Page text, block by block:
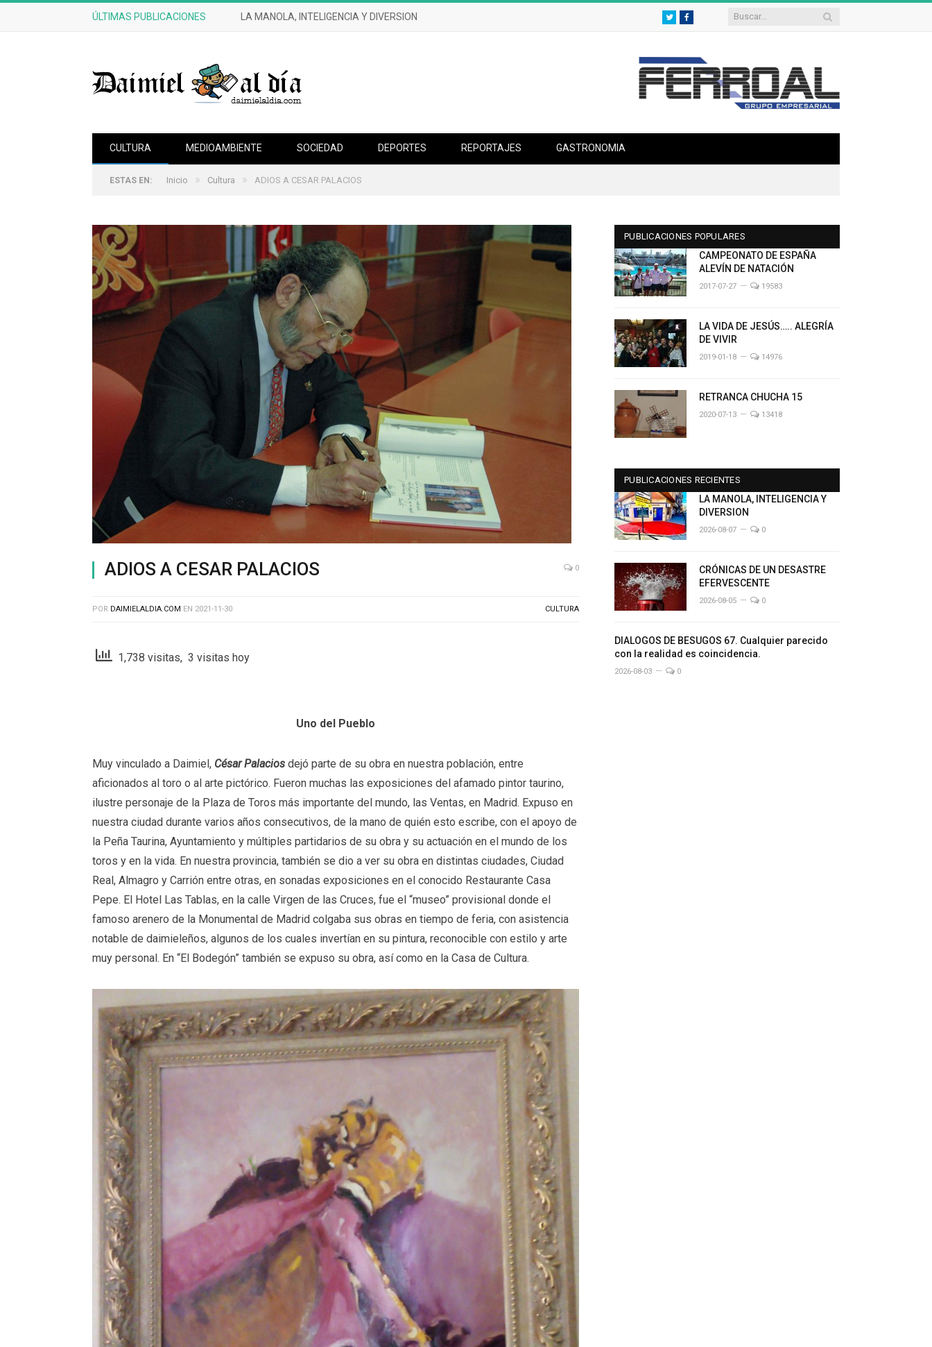
ÚLTIMAS PUBLICACIONES CRÓNICAS DE UN DESASTRE EFERVESCENTE TwitterFacebook
CULTURA MEDIOAMBIENTE SOCIEDAD DEPORTES REPORTAJES GASTRONOMIA
ESTAS EN: Inicio » Cultura » ADIOS A CESAR PALACIOS
ADIOS A CESAR PALACIOS 0
POR DAIMIELALDIA.COM EN 2021-11-30 CULTURA
1,738 visitas, 3 visitas hoy
Uno del Pueblo
Muy vinculado a Daimiel, César Palacios dejó parte de su obra en nuestra población, entre
aficionados al toro o al arte pictórico. Fueron muchas las exposiciones del afamado pintor taurino,
ilustre personaje de la Plaza de Toros más importante del mundo, las Ventas, en Madrid. Expuso en
nuestra ciudad durante varios años consecutivos, de la mano de quién esto escribe, con el apoyo de
la Peña Taurina, Ayuntamiento y múltiples partidarios de su obra y su actuación en el mundo de los
toros y en la vida. En nuestra provincia, también se dio a ver su obra en distintas ciudades, Ciudad
Real, Almagro y Carrión entre otras, en sonadas exposiciones en el conocido Restaurante Casa
Pepe. El Hotel Las Tablas, en la calle Virgen de las Cruces, fue el “museo” provisional donde el
famoso arenero de la Monumental de Madrid colgaba sus obras en tiempo de feria, con asistencia
notable de daimieleños, algunos de los cuales invertían en su pintura, reconocible con estilo y arte
muy personal. En “El Bodegón” también se expuso su obra, así como en la Casa de Cultura.
PUBLICACIONES POPULARES
CAMPEONATO DE ESPAÑA
ALEVÍN DE NATACIÓN
2017-07-27 19583
LA VIDA DE JESÚS….. ALEGRÍA
DE VIVIR
2019-01-18 14976
RETRANCA CHUCHA 15
2020-07-13 13418
PUBLICACIONES RECIENTES
LA MANOLA, INTELIGENCIA Y
DIVERSION
2026-08-07 0
CRÓNICAS DE UN DESASTRE
EFERVESCENTE
2026-08-05 0
DIALOGOS DE BESUGOS 67. Cualquier parecido
con la realidad es coincidencia.
2026-08-03 0